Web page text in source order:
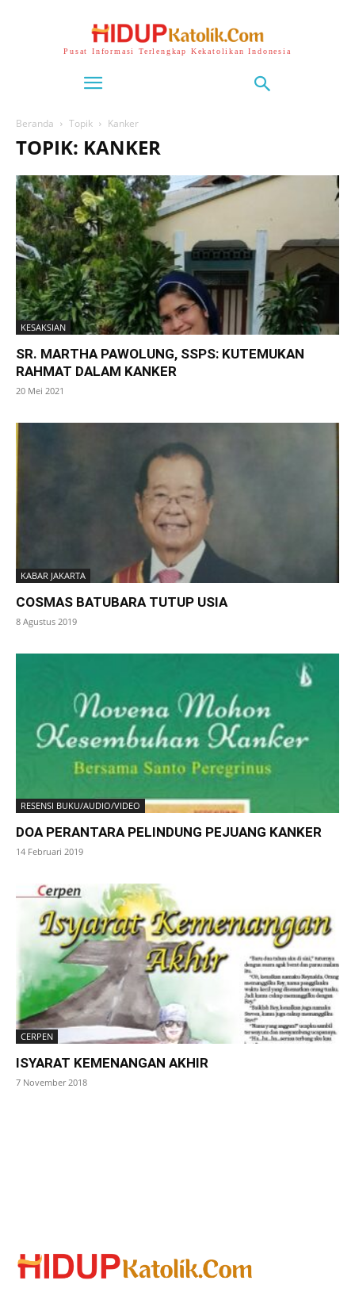
Pusat Informasi Terlengkap Kekatolikan Indonesia
Beranda Topik Kanker
TOPIK: KANKER
KESAKSIAN
SR. MARTHA PAWOLUNG, SSPS: KUTEMUKAN
RAHMAT DALAM KANKER
20 Mei 2021
KABAR JAKARTA
COSMAS BATUBARA TUTUP USIA
8 Agustus 2019
RESENSI BUKU/AUDIO/VIDEO
DOA PERANTARA PELINDUNG PEJUANG KANKER
14 Februari 2019
CERPEN
ISYARAT KEMENANGAN AKHIR
7 November 2018